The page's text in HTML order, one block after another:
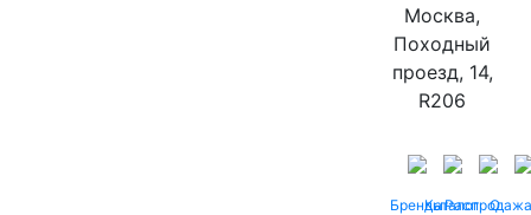
Москва,
Походный
проезд, 14,
R206
БрендыКаталог
Распродажа
О